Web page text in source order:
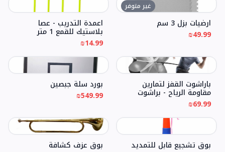
غير متوفر
ارضيات بزل 3 سم
₪49.99
اعمدة التدريب - عصا
بلاستيك للقمع 1 متر
₪14.99
باراشوت القفز لتمارين
مقاومة الرياح - براشوت
₪69.99
بورد سلة جبصين
₪549.99
بوق تشجيع قابل للتمديد
بوق عزف كشافة